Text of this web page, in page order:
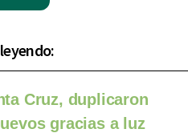
Cruz, duplicaron
gracias a luz